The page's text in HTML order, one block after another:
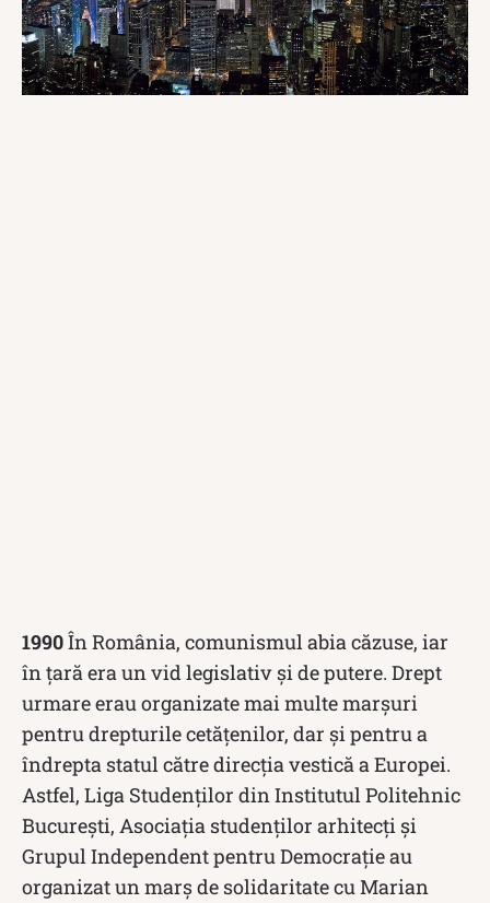
1990În România, comunismul abia căzuse, iar
în țară era un vid legislativ și de putere. Drept
urmare erau organizate mai multe marșuri
pentru drepturile cetățenilor, dar și pentru a
îndrepta statul către direcția vestică a Europei.
Astfel, Liga Studenților din Institutul Politehnic
București, Asociația studenților arhitecți și
Grupul Independent pentru Democrație au
organizat un marș de solidaritate cu Marian